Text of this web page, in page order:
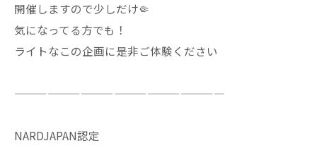
開催しますので少しだけ🤏
気になってる方でも！
ライトなこの企画に是非ご体験ください
———————————————————
NARDJAPAN認定